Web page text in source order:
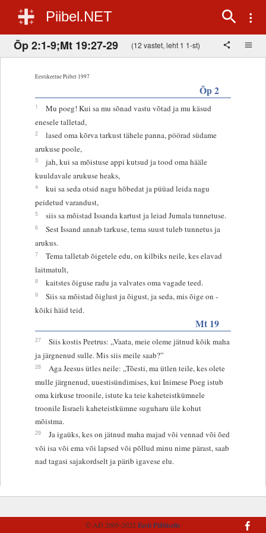
Piibel.NET
Õp 2:1-9;Mt 19:27-29 (12 vastet, leht 1 1-st)
Eestikeelne Piibel 1997
Õp 2
1
Mu poeg! Kui sa mu sõnad vastu võtad ja mu käsud
enesele talletad,
2
lased oma kõrva tarkust tähele panna, pöörad südame
arukuse poole,
3
jah, kui sa mõistuse appi kutsud ja tood oma hääle
kuuldavale arukuse heaks,
4
kui sa seda otsid nagu hõbedat ja püüad leida nagu
peidetud varandust,
5 siis sa mõistad Issanda kartust ja leiad Jumala tunnetuse.
6
Sest Issand annab tarkuse, tema suust tuleb tunnetus ja
arukus.
7
Tema talletab õigetele edu, on kilbiks neile, kes elavad
laitmatult,
8 kaitstes õiguse radu ja valvates oma vagade teed.
9
Siis sa mõistad õiglust ja õigust, ja seda, mis õige on -
kõiki häid teid.
Mt 19
27
Siis kostis Peetrus: „Vaata, meie oleme jätnud kõik maha
ja järgnenud sulle. Mis siis meile saab?”
28
Aga Jeesus ütles neile: „Tõesti, ma ütlen teile, kes olete
mulle järgnenud, uuestisündimises, kui Inimese Poeg istub
oma kirkuse troonile, istute ka teie kaheteistkümnele
troonile Iisraeli kaheteistkümne suguharu üle kohut
mõistma.
29
Ja igaüks, kes on jätnud maha majad või vennad või õed
või isa või ema või lapsed või põllud minu nime pärast, saab
nad tagasi sajakordselt ja pärib igavese elu.
© AD 2005-2022Eesti Piibliselts